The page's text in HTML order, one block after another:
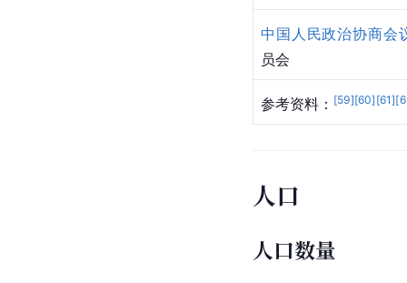
中国人民政治协商会
员会
参考资料： [59][60] [61][
人口
人口数量